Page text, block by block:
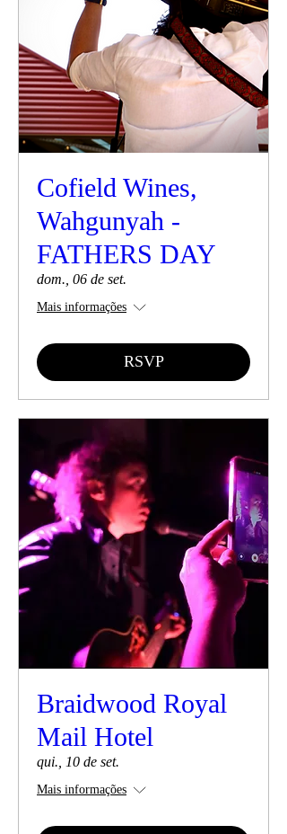
Cofield Wines,
Wahgunyah -
FATHERS DAY
dom., 06 de set.
Mais informações
RSVP
Braidwood Royal
Mail Hotel
qui., 10 de set.
Mais informações